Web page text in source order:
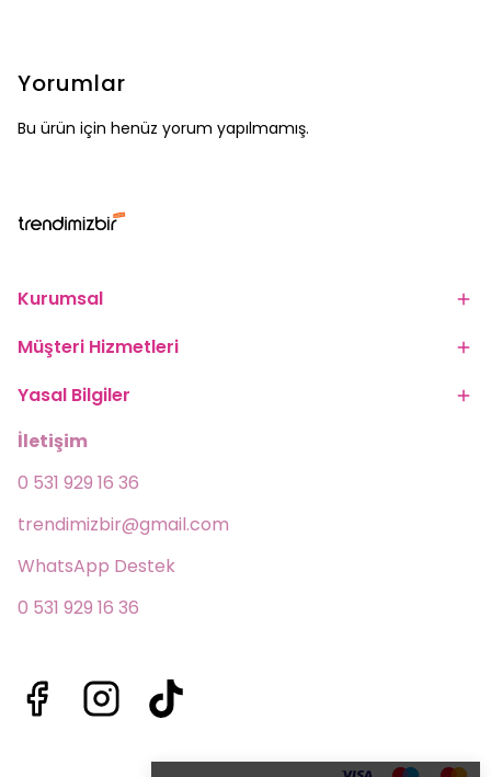
Yorumlar
Bu ürün için henüz yorum yapılmamış.
Kurumsal
Müşteri Hizmetleri
Yasal Bilgiler
İletişim
0 531 929 16 36
trendimizbir@gmail.com
WhatsApp Destek
0 531 929 16 36